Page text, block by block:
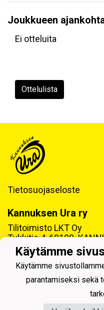
Joukkueen
Ei otteluita
Ottelulista
Tietosuojaseloste
Kannuksen Ura ry
Tilitoimisto LKT Oy
Tukkitie 4, 69100
Y-tunnus: 0218992-7
Käytämme
Käytämme
parantamiseksi sekä